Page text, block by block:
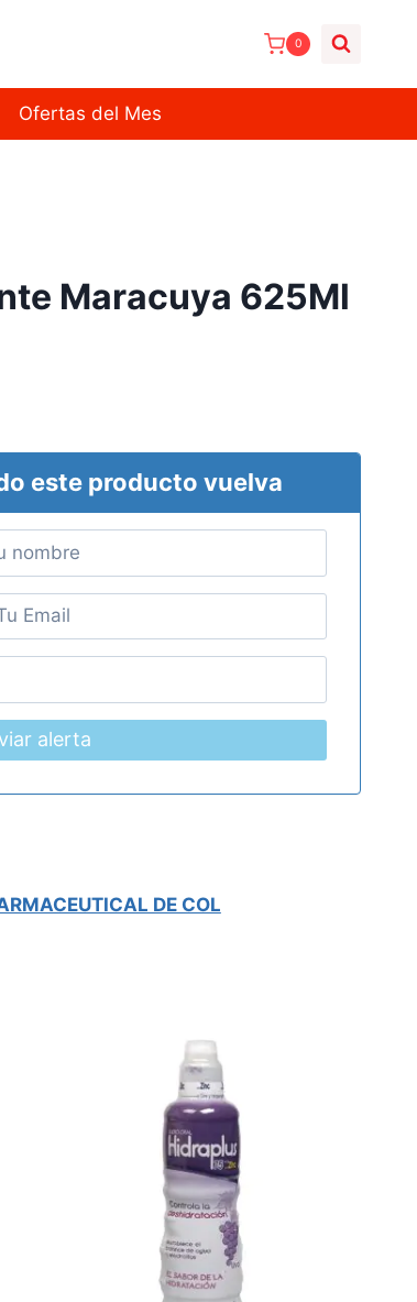
0
Ofertas del Mes
Maracuya 625Ml
este producto vuelva
alerta
DE COL